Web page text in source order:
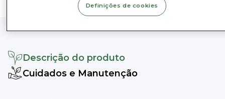
Descrição do produto
Cuidados e Manutenção
Definições de cookies